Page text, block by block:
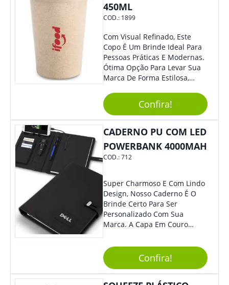
450ML
COD.: 1899
Com Visual Refinado, Este
Copo É Um Brinde Ideal Para
Pessoas Práticas E Modernas.
Ótima Opção Para Levar Sua
Marca De Forma Estilosa,
Empresa Em Eventos,
Reuniões Corporativas Ou Até
Mesmo Para Presentear
Colaboradores.
Confira!
CADERNO PU COM LED
POWERBANK 4000MAH
COD.:712
Super Charmoso E Com Lindo
Design, Nosso Caderno É O
Brinde Certo Para Ser
Personalizado Com Sua
Marca. A Capa Em Couro
Elástico Permite Maior
Segurança Ao Carregá-Lo.
Ofereça A Seus Clientes E
Colaboradores, Sem Dúvidas
Confira!